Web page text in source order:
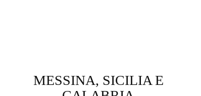
MESSINA, SICILIA E